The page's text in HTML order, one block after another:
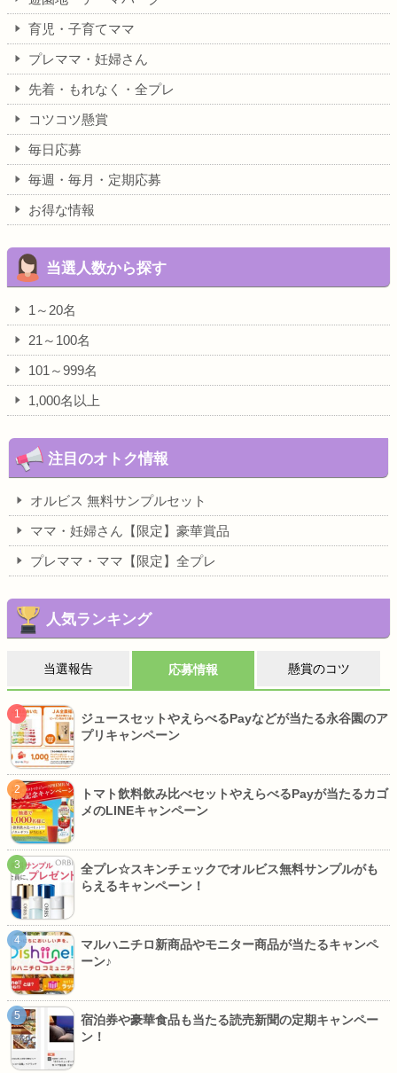
育児・子育てママ
プレママ・妊婦さん
先着・もれなく・全プレ
コツコツ懸賞
毎日応募
毎週・毎月・定期応募
お得な情報
当選人数から探す
1～20名
21～100名
101～999名
1,000名以上
注目のオトク情報
オルビス 無料サンプルセット
ママ・妊婦さん【限定】豪華賞品
プレママ・ママ【限定】全プレ
人気ランキング
当選報告 応募情報 懸賞のコツ
ジュースセットやえらべるPayなどが当たる永谷園のア
プリキャンペーン
トマト飲料飲み比べセットやえらべるPayが当たるカゴ
メのLINEキャンペーン
全プレ☆スキンチェックでオルビス無料サンプルがも
らえるキャンペーン！
マルハニチロ新商品やモニター商品が当たるキャンペ
ーン♪
宿泊券や豪華食品も当たる読売新聞の定期キャンペー
ン！